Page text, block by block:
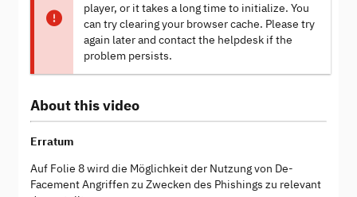
player, or it takes a long time to initialize. You
can try clearing your browser cache. Please try
again later and contact the helpdesk if the
problem persists.
About this video
Erratum
Auf Folie 8 wird die Möglichkeit der Nutzung von De-
Facement Angriffen zu Zwecken des Phishings zu relevant